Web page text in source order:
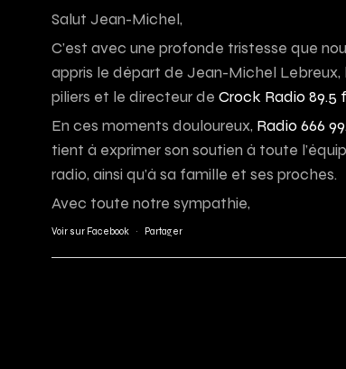
Salut Jean-Michel,
C’est avec une profonde tristesse que
appris le départ de Jean-Michel Lebreux,
piliers et le directeur de Crock Radio 89.5
En ces moments douloureux, Radio 666
tient à exprimer son soutien à toute
radio, ainsi qu’à sa famille et ses proches.
Avec toute notre sympathie,
Voir sur Facebook · Partager